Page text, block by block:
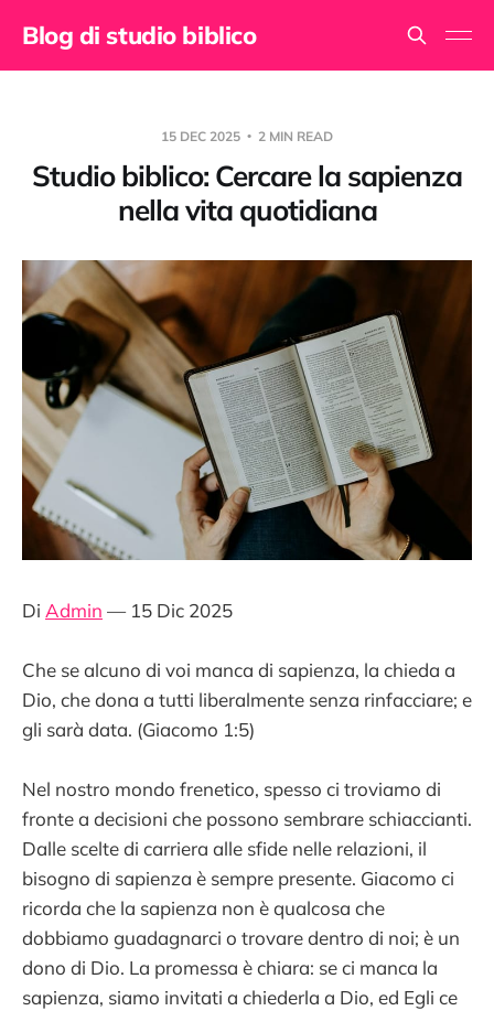
Blog di studio biblico
15 DEC 2025 2 MIN READ
Studio biblico: Cercare la sapienza
nella vita quotidiana
Di Admin — 15 Dic 2025
Che se alcuno di voi manca di sapienza, la chieda a
Dio, che dona a tutti liberalmente senza rinfacciare; e
gli sarà data. (Giacomo 1:5)
Nel nostro mondo frenetico, spesso ci troviamo di
fronte a decisioni che possono sembrare schiaccianti.
Dalle scelte di carriera alle sfide nelle relazioni, il
bisogno di sapienza è sempre presente. Giacomo ci
ricorda che la sapienza non è qualcosa che
dobbiamo guadagnarci o trovare dentro di noi; è un
dono di Dio. La promessa è chiara: se ci manca la
sapienza, siamo invitati a chiederla a Dio, ed Egli ce